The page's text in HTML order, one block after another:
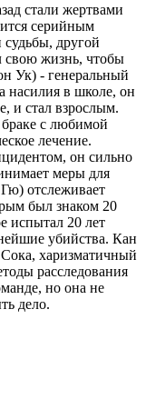
стали жертвами
серийным
другой
свою жизнь, чтобы
Ук) - генеральный
насилия в школе, он
и стал взрослым.
с любимой
лечение.
он сильно
меры для
отслеживает
был знаком 20
испытал 20 лет
убийства. Кан
харизматичный
расследования
но она не
дело.